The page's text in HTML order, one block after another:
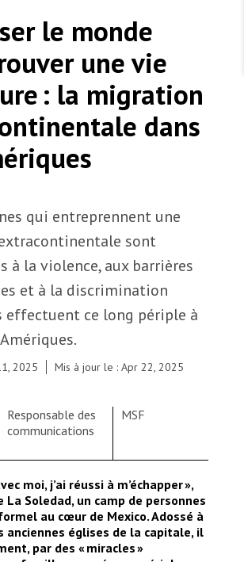
leur obligation de protéger les
et les services de santé en temps
Venezuela : conséquences et intervention
fondations
d’entreprise
MSF
l’étranger
Canada
: Logisticien ou logisticienne
Gonzalez. © MSF
le monde
une vie
: la migration
dans
qui entreprennent une
sont
à la violence, aux barrières
et à la discrimination
effectuent ce long périple à
2025 Mis à jour le : Apr 22, 2025
Responsable des
communications
MSF
moi, j’ai réussi à m’échapper »,
La Soledad, un camp de personnes
au cœur de Mexico. Adossé à
anciennes églises de la capitale, il
par des « miracles »